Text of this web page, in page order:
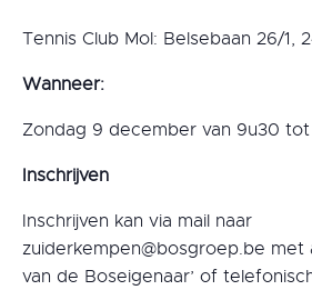
Tennis Club Mol: Belsebaan 26/1,
Wanneer:
Zondag 9 december van 9u30
Inschrijven
Inschrijven kan via mail naar
zuiderkempen@bosgroep.be met
van de Boseigenaar’ of